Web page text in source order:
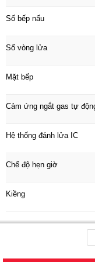
Số bếp nấu
Số vòng lửa
Mặt bếp
Cảm ứng ngắt gas tự
Hệ thống đánh lửa IC
Chế độ hẹn giờ
Kiềng
Bộ chia lửa